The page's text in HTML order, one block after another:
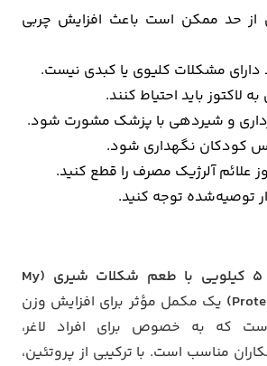
حد ممکن است باعث افزایش چربی
دارای مشکلات کلیوی یا کبدی نیست.
لاکتوز باید احتیاط کنند.
و شیردهی با پزشک مشورت شود.
کودکان نگهداری شود.
علائم آلرژیک مصرف را قطع کنید.
توصیه‌شده توجه کنید.
گینر مای پروتئین ۵ کیلویی با طعم شکلات شیری (My
یک مکمل مؤثر برای افزایش وزن
که به خصوص برای افراد لاغر،
مناسب است. با ترکیبی از پروتئین،